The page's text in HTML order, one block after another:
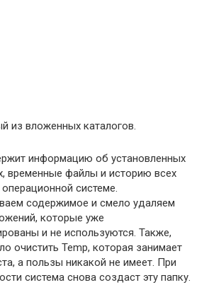
из вложенных каталогов.
информацию об установленных
временные файлы и историю всех
системе.
содержимое и смело удаляем
которые уже
и не используются. Также,
очистить Temp, которая занимает
а пользы никакой не имеет. При
система снова создаст эту папку.